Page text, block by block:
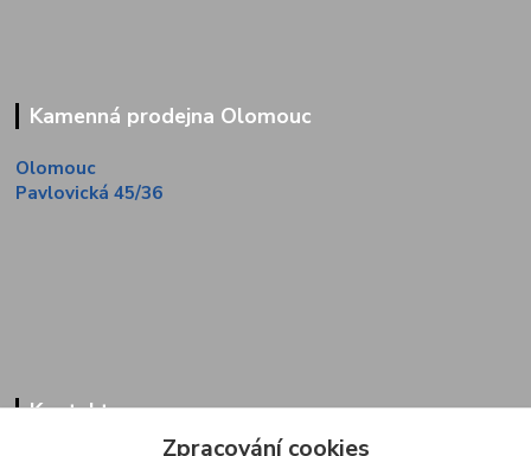
Kamenná prodejna Olomouc
Olomouc
Pavlovická 45/36
Kontakty
Zpracování cookies